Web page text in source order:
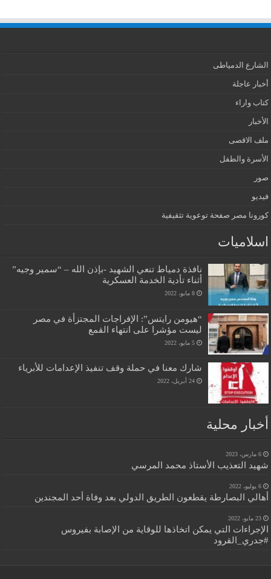
الشارع الدمياطى
أخبار عاجلة
كتاب واراء
الأخبار
ملف الاقصى
الأسرة والطفل
صور
فيديو
كورونا مصر صفحة توعوية تثقيفية
اسلاميات
نافذة دمياط تنعي الشهيد -بإذن الله – “سمير وجيه”
أثناء تأدية الخدمة العسكرية
8 مايو، 2022
“هيومن رايتس”: الإفراجات المجتزأة في مصر
ليست مؤشرا على انتهاء القمع
5 مايو، 2022
شارك معنا في حملة وقف تنفيذ الإعدامات للأبرياء
24 أبريل، 2022
أخبار محلية
6 مارس، 2023
شهيد التعذيب الأستاذ محمد المرسي
6 يوليو، 2022
أهالي البصارطة يقطعون الطريق الدولي بعد وفاة أحد المجندين
23 مايو، 2022
الإجراءات التي يمكن اتخاذها للوقاية من الإصابة بفيروس
#جدري_القرود